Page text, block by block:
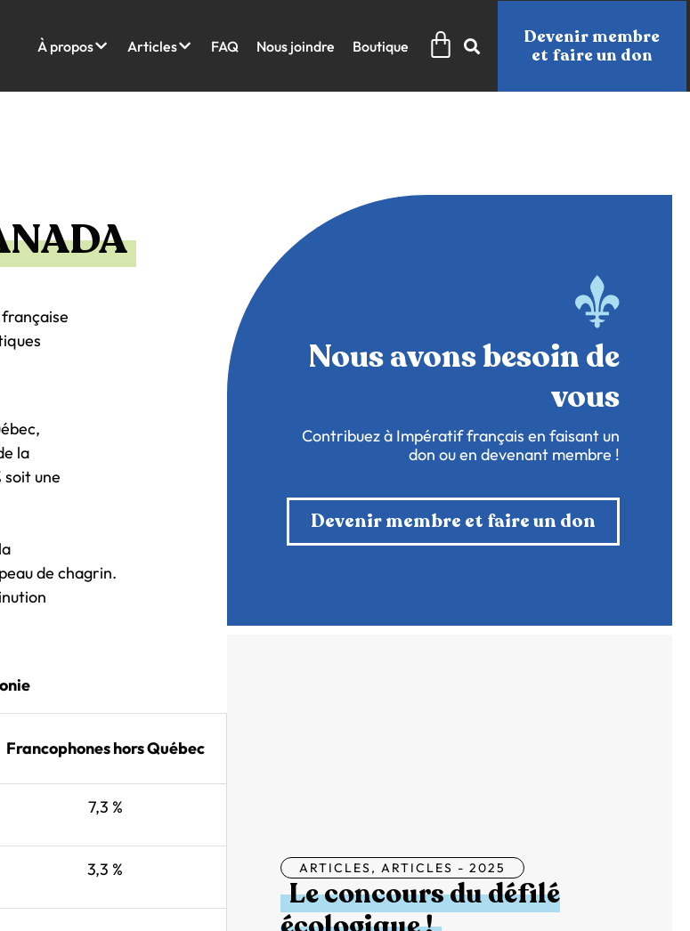
À propos Articles FAQ Nous joindre Boutique Panier
Devenir membre
et faire un don
la
soit une
de chagrin.
Francophones hors Québec
7,3 %
3,3 %
Nous avons besoin de
vous
Contribuez à Impératif français en faisant un
don ou en devenant membre !
Devenir membre et faire un don
ARTICLES, ARTICLES - 2025
Le concours du défilé